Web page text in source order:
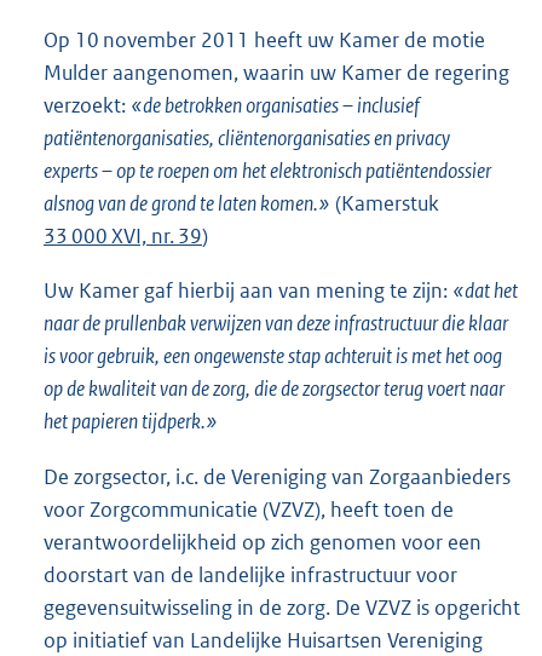
Op 10 november 2011 heeft uw Kamer de motie
Mulder aangenomen, waarin uw Kamer de regering
verzoekt: «de betrokken organisaties – inclusief
patiëntenorganisaties, cliëntenorganisaties en privacy
experts – op te roepen om het elektronisch patiëntendossier
alsnog van de grond te laten komen.» (Kamerstuk
33 000 XVI, nr. 39)
Uw Kamer gaf hierbij aan van mening te zijn: «dat het
naar de prullenbak verwijzen van deze infrastructuur die klaar
is voor gebruik, een ongewenste stap achteruit is met het oog
op de kwaliteit van de zorg, die de zorgsector terug voert naar
het papieren tijdperk.»
De zorgsector, i.c. de Vereniging van Zorgaanbieders
voor Zorgcommunicatie (VZVZ), heeft toen de
verantwoordelijkheid op zich genomen voor een
doorstart van de landelijke infrastructuur voor
gegevensuitwisseling in de zorg. De VZVZ is opgericht
op initiatief van Landelijke Huisartsen Vereniging